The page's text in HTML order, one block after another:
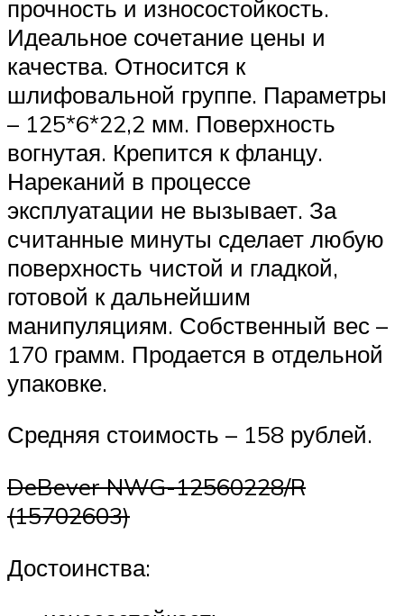
прочность и износостойкость.
Идеальное сочетание цены и
качества. Относится к
шлифовальной группе. Параметры
– 125*6*22,2 мм. Поверхность
вогнутая. Крепится к фланцу.
Нареканий в процессе
эксплуатации не вызывает. За
считанные минуты сделает любую
поверхность чистой и гладкой,
готовой к дальнейшим
манипуляциям. Собственный вес –
170 грамм. Продается в отдельной
упаковке.
Средняя стоимость – 158 рублей.
DeBever NWG-12560228/R
(15702603)
Достоинства: